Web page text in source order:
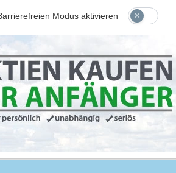
Modus aktivieren